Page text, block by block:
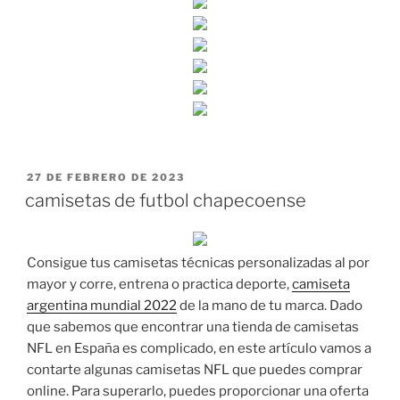
PUBLICADO
27 DE FEBRERO DE 2023
camisetas de futbol chapecoense
Consigue tus camisetas técnicas personalizadas al por
mayor y corre, entrena o practica deporte,camiseta
argentina mundial 2022 de la mano de tu marca. Dado
que sabemos que encontrar una tienda de camisetas
NFL en España es complicado, en este artículo vamos a
contarte algunas camisetas NFL que puedes comprar
online. Para superarlo, puedes proporcionar una oferta